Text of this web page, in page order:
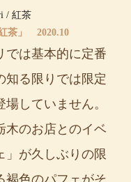
茶」 2020.10
では基本的に定番
知る限りでは限定
していません。
木のお店とのイベ
」が久しぶりの限